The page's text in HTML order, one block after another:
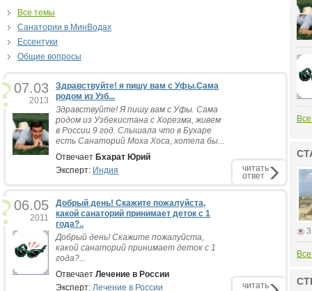
Все темы
Санатории в МинВодах
Ессентуки
Общие вопросы
07.03
2013
Здравствуйте! я пишу вам с Уфы.Сама
родом из Узб...
Здравствуйте! Я пишу вам с Уфы. Сама
родом из Узбекистана с Хорезма, живем
в России 9 год. Слышала что в Бухаре
есть Санаторий Моха Хоса, хотела бы...
Отвечает Бхарат Юрий
Эксперт: Индия читать
ответ
06.05
2011
Добрый день! Скажите пожалуйста,
какой санаторий принимает деток с 1
года?..
Добрый день! Скажите пожалуйста,
какой санаторий принимает деток с 1
года?...
Отвечает Лечение в России
Эксперт: Лечение в России читать